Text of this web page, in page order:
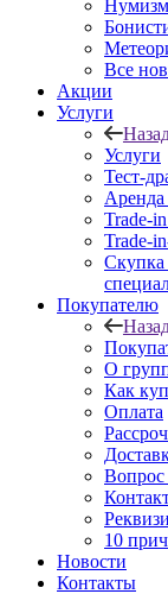
Все
Акции
Услуги
Услуги
Тест-
Аренда
Trade-
Trade-
Скупка
Покупателю
О
Как
Оплата
Вопрос
10
Новости
Контакты